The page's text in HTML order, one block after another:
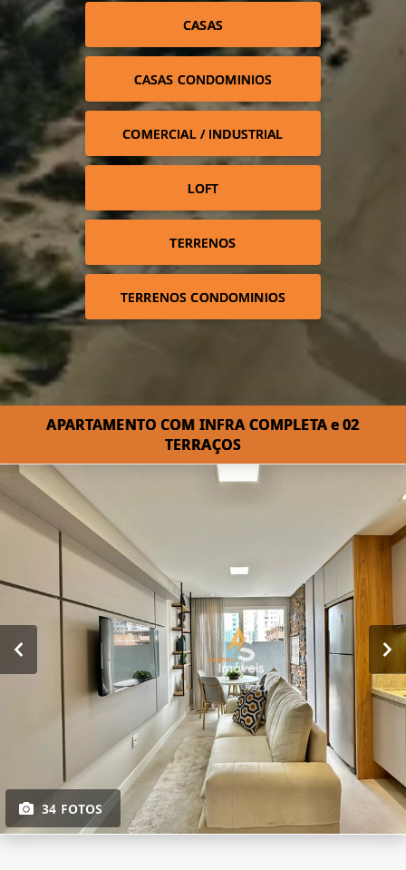
CASAS
CASAS CONDOMINIOS
COMERCIAL / INDUSTRIAL
LOFT
TERRENOS
TERRENOS CONDOMINIOS
APARTAMENTO COM INFRA COMPLETA e 02
TERRAÇOS
34 FOTOS